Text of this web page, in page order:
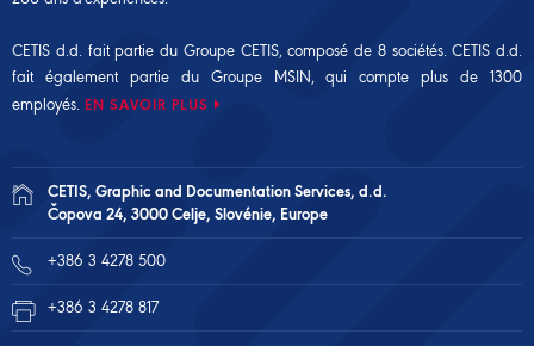
CETIS d.d. fait partie du Groupe CETIS, composé de 8 sociétés. CETIS d.d.
fait également partie du Groupe MSIN , qui compte plus de 1300
employés. EN SAVOIR PLUS
CETIS, Graphic and Documentation Services, d.d.
Čopova 24, 3000 Celje, Slovénie, Europe
+386 3 4278 500
+386 3 4278 817